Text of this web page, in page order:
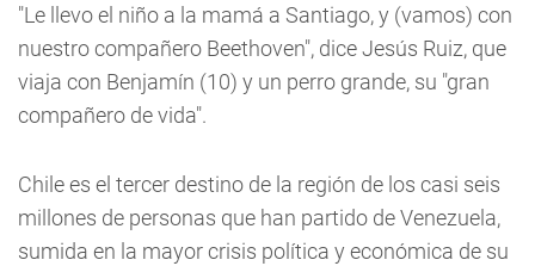
"Le llevo el niño a la mamá a Santiago, y (vamos) con
nuestro compañero Beethoven", dice Jesús Ruiz, que
viaja con Benjamín (10) y un perro grande, su "gran
compañero de vida".
Chile es el tercer destino de la región de los casi seis
millones de personas que han partido de Venezuela,
sumida en la mayor crisis política y económica de su